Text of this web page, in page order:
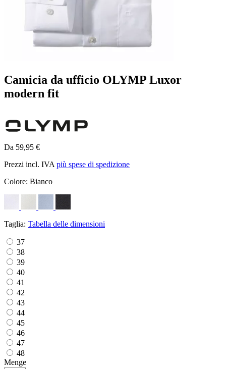
Camicia da ufficio OLYMP Luxor
modern fit
Da 59,95 €
Prezzi incl. IVA più spese di spedizione
Colore: Bianco
Taglia: Tabella delle dimensioni
37
38
39
40
41
42
43
44
45
46
47
48
Menge